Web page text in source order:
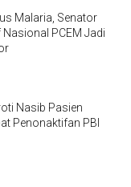
Malaria, Senator
PCEM Jadi
Nasib Pasien
Penonaktifan PBI